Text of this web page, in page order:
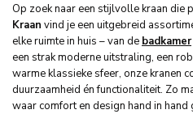
Op zoek naar een stijlvolle kraan die
Kraan vind je een uitgebreid
elke ruimte in huis – van de badkamer
een strak moderne uitstraling, een
warme klassieke sfeer, onze kranen
duurzaamheid én functionaliteit. Zo
waar comfort en design hand in hand